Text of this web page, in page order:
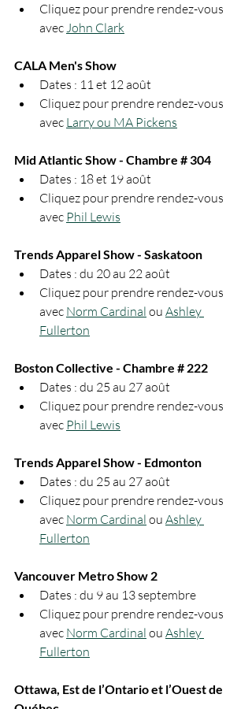
Cliquez pour prendre rendez-vous
avec John Clark
CALA Men's Show
Dates : 11 et 12 août
Cliquez pour prendre rendez-vous
avec Larry ou MA Pickens
Mid Atlantic Show - Chambre # 304
Dates : 18 et 19 août
Cliquez pour prendre rendez-vous
avec Phil Lewis
Trends Apparel Show - Saskatoon
Dates : du 20 au 22 août
Cliquez pour prendre rendez-vous
avec Norm Cardinal ou Ashley
Fullerton
Boston Collective - Chambre # 222
Dates : du 25 au 27 août
Cliquez pour prendre rendez-vous
avec Phil Lewis
Trends Apparel Show - Edmonton
Dates : du 25 au 27 août
Cliquez pour prendre rendez-vous
avec Norm Cardinal ou Ashley
Fullerton
Vancouver Metro Show 2
Dates : du 9 au 13 septembre
Cliquez pour prendre rendez-vous
avec Norm Cardinal ou Ashley
Fullerton
Ottawa, Est de l’Ontario et l’Ouest de